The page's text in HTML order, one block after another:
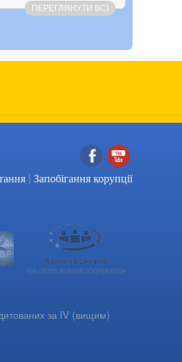
ПЕРЕГЛЯНУТИ ВСІ
Facebook
YouTube
| Запобігання корупції
за IV (вищим)